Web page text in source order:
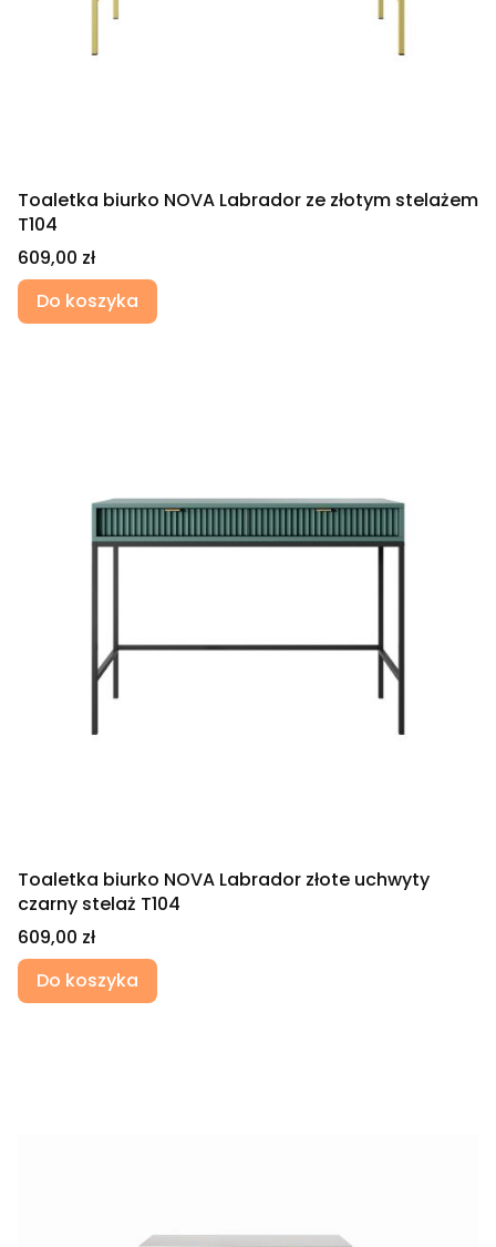
Toaletka biurko NOVA Labrador ze złotym stelażem
T104
Cena
609,00 zł
Do koszyka
Toaletka biurko NOVA Labrador złote uchwyty
czarny stelaż T104
Cena
609,00 zł
Do koszyka